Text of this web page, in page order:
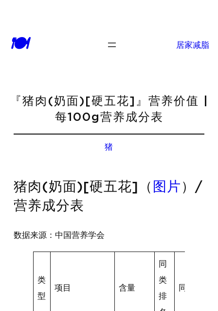
🍽 居家减脂
『猪肉(奶面)[硬五花]』营养价值 |
每100g营养成分表
猪
猪肉(奶面)[硬五花]（ 图片 ）/
营养成分表
数据来源：中国营养学会
类
型
项目 含量
同
类
排
同类均值